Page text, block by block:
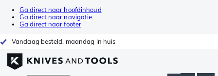
Ga direct naar hoofdinhoud
Ga direct naar navigatie
Ga direct naar footer
Vandaag besteld, maandag in huis